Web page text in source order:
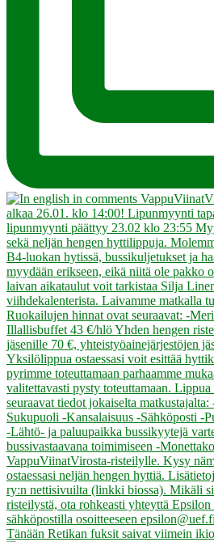
Tänään Retikan fuksit saivat viimein